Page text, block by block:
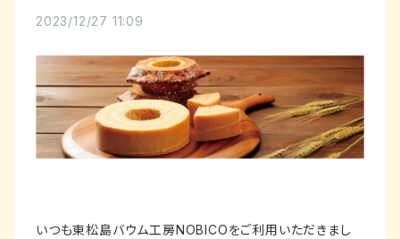
2023/12/27 11:09
いつも東松島バウム工房NOBICOをご利用いただきまし